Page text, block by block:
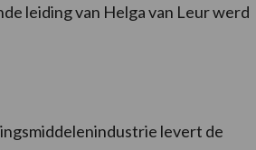
leiding van Helga van Leur werd
levert de